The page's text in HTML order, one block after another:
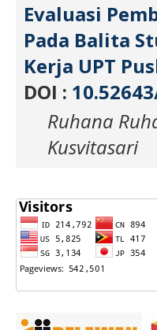
Evaluasi
Pada Balita
Kerja UPT
DOI :
Ruhana
Kusvitasari